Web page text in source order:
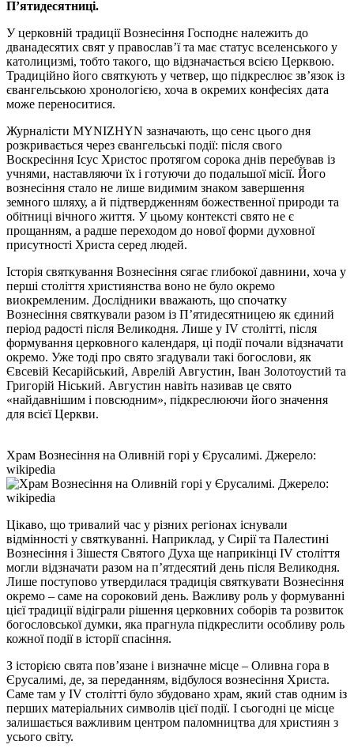
П’ятидесятниці.
У церковній традиції Вознесіння Господнє належить до
дванадесятих свят у православ’ї та має статус вселенського у
католицизмі, тобто такого, що відзначається всією Церквою.
Традиційно його святкують у четвер, що підкреслює зв’язок із
євангельською хронологією, хоча в окремих конфесіях дата
може переноситися.
Журналісти MYNIZHYN зазначають, що сенс цього дня
розкривається через євангельські події: після свого
Воскресіння Ісус Христос протягом сорока днів перебував із
учнями, наставляючи їх і готуючи до подальшої місії. Його
вознесіння стало не лише видимим знаком завершення
земного шляху, а й підтвердженням божественної природи та
обітниці вічного життя. У цьому контексті свято не є
прощанням, а радше переходом до нової форми духовної
присутності Христа серед людей.
Історія святкування Вознесіння сягає глибокої давнини, хоча у
перші століття християнства воно не було окремо
виокремленим. Дослідники вважають, що спочатку
Вознесіння святкували разом із П’ятидесятницею як єдиний
період радості після Великодня. Лише у IV столітті, після
формування церковного календаря, ці події почали відзначати
окремо. Уже тоді про свято згадували такі богослови, як
Євсевій Кесарійський, Аврелій Августин, Іван Золотоустий та
Григорій Ніський. Августин навіть називав це свято
«найдавнішим і повсюдним», підкреслюючи його значення
для всієї Церкви.
Храм Вознесіння на Оливній горі у Єрусалимі. Джерело:
wikipedia
Цікаво, що тривалий час у різних регіонах існували
відмінності у святкуванні. Наприклад, у Сирії та Палестині
Вознесіння і Зішестя Святого Духа ще наприкінці IV століття
могли відзначати разом на п’ятдесятий день після Великодня.
Лише поступово утвердилася традиція святкувати Вознесіння
окремо – саме на сороковий день. Важливу роль у формуванні
цієї традиції відіграли рішення церковних соборів та розвиток
богословської думки, яка прагнула підкреслити особливу роль
кожної події в історії спасіння.
З історією свята пов’язане і визначне місце – Оливна гора в
Єрусалимі, де, за переданням, відбулося вознесіння Христа.
Саме там у IV столітті було збудовано храм, який став одним із
перших матеріальних символів цієї події. І сьогодні це місце
залишається важливим центром паломництва для християн з
усього світу.